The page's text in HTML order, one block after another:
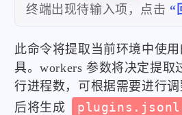
终端出现待输入项，点击 “
此命令将提取当前环境中使
具。workers 参数将决定提取
行进程数，可根据需要进行
后将生成
plugins.jsonl